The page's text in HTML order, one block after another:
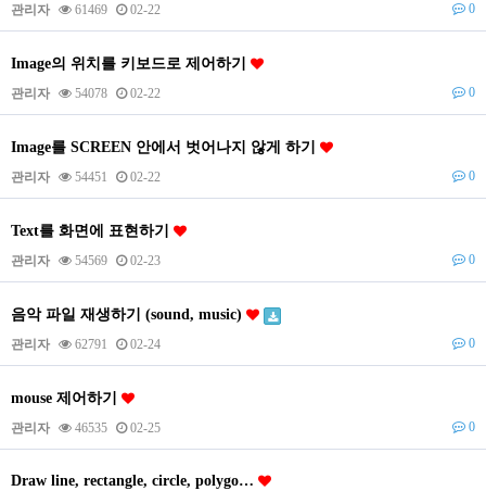
관리자 61469 02-22 0
Image의 위치를 키보드로 제어하기
관리자 54078 02-22 0
Image를 SCREEN 안에서 벗어나지 않게 하기
관리자 54451 02-22 0
Text를 화면에 표현하기
관리자 54569 02-23 0
음악 파일 재생하기 (sound, music)
관리자 62791 02-24 0
mouse 제어하기
관리자 46535 02-25 0
Draw line, rectangle, circle, polygo…